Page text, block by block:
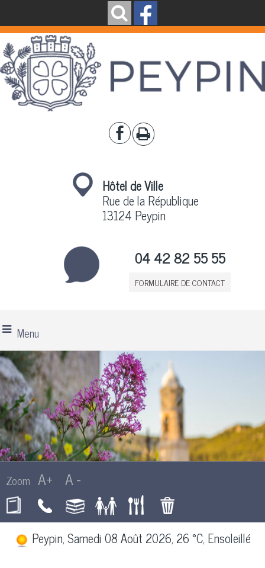
Hôtel de Ville
Rue de la République
13124 Peypin
04 42 82 55 55
FORMULAIRE DE CONTACT
Menu
Peypin, Samedi 08 Août 2026, 26 °C, Ensoleillé